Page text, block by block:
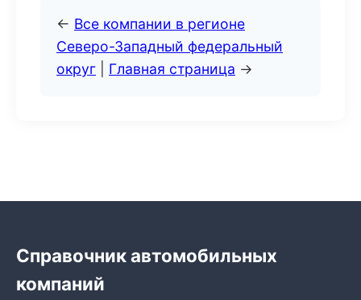
← Все компании в регионе
Северо-Западный федеральный
округ
Главная страница →
Справочник автомобильных
компаний